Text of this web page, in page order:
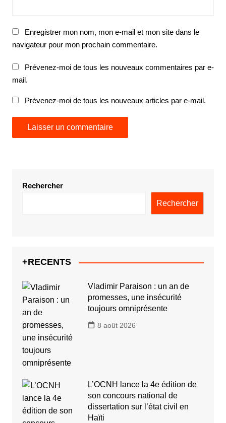
Enregistrer mon nom, mon e-mail et mon site dans le
navigateur pour mon prochain commentaire.
Prévenez-moi de tous les nouveaux commentaires par e-
mail.
Prévenez-moi de tous les nouveaux articles par e-mail.
Rechercher
Rechercher
+RECENTS
Vladimir Paraison : un an de
promesses, une insécurité
toujours omniprésente
8 août 2026
L’OCNH lance la 4e édition de
son concours national de
dissertation sur l’état civil en
Haïti